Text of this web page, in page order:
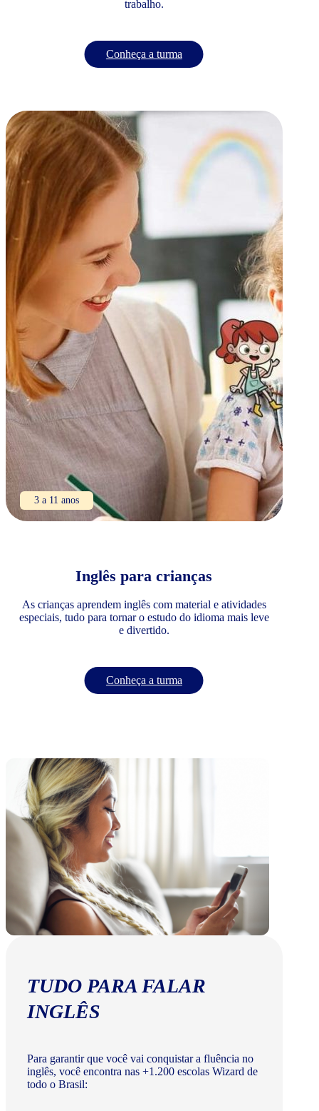
trabalho.
Conheça a turma
3 a 11 anos
Inglês para crianças
As crianças aprendem inglês com material e atividades
especiais, tudo para tornar o estudo do idioma mais leve
e divertido.
Conheça a turma
TUDO PARA FALAR
INGLÊS
Para garantir que você vai conquistar a fluência no
inglês, você encontra nas +1.200 escolas Wizard de
todo o Brasil: